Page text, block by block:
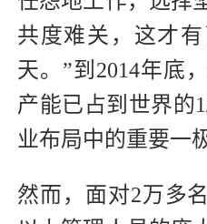
共度难关，这才
天。”到2014年底
产能已占到世界的
业布局中的重要一极
然而，面对2万多